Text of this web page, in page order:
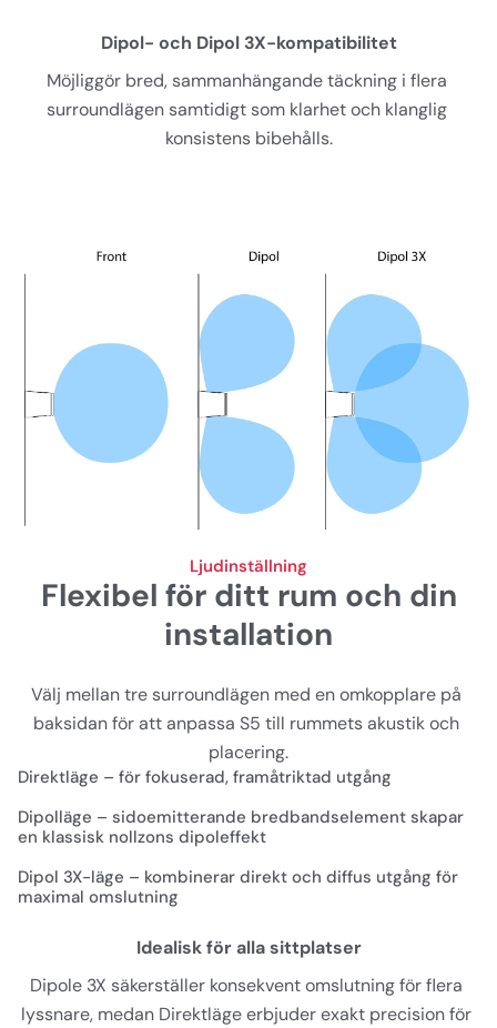
Dipol- och Dipol 3X-kompatibilitet
Möjliggör bred, sammanhängande täckning i flera
surroundlägen samtidigt som klarhet och klanglig
konsistens bibehålls.
Ljudinställning
Flexibel för ditt rum och din
installation
Välj mellan tre surroundlägen med en omkopplare på
baksidan för att anpassa S5 till rummets akustik och
placering.
Direktläge – för fokuserad, framåtriktad utgång
Dipolläge – sidoemitterande bredbandselement skapar
en klassisk nollzons dipoleffekt
Dipol 3X-läge – kombinerar direkt och diffus utgång för
maximal omslutning
Idealisk för alla sittplatser
Dipole 3X säkerställer konsekvent omslutning för flera
lyssnare, medan Direktläge erbjuder exakt precision för